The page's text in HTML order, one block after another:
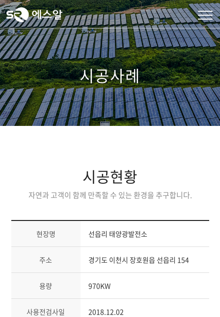
시공사례
시공현황
자연과 고객이 함께 만족할 수 있는 환경을 추구합니다.
현장명 선읍리 태양광발전소
주소 경기도 이천시 장호원읍 선읍리 154
용량 970KW
사용전검사일 2018.12.02